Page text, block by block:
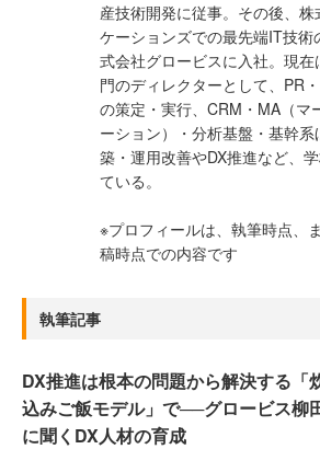
産技術開発に従事。その後、
ケーションズでの最先端IT技
式会社グロービスに入社。現
門のディレクターとして、PR
の策定・実行、CRM・MA（マ
ーション）・分析基盤・基幹
築・運用改善やDX推進など、
ている。
※プロフィールは、執筆時点、
稿時点での内容です
執筆記事
DX推進は根本の問題から解決する「
込みご飯モデル」で──グロービス柳
に聞くDX人材の育成